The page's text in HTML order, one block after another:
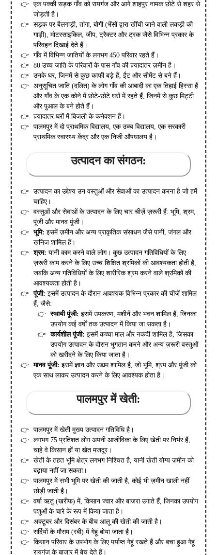
एक पक्की सड़क गाँव को रायगंज और आगे शाहपुर नामक छोटे से शहर से
जोड़ती है।
सड़क पर बैलगाड़ी, तांगा, बोगी (भैंसों द्वारा खींची जाने वाली लकड़ी की
गाड़ी), मोटरसाइकिल, जीप, ट्रैक्टर और ट्रक जैसे विभिन्न प्रकार के
परिवहन दिखाई देते हैं।
गाँव में विभिन्न जातियों के लगभग 450 परिवार रहते हैं।
80 उच्च जाति के परिवारों के पास गाँव की ज़्यादातर ज़मीन है।
उनके घर, जिनमें से कुछ काफी बड़े हैं, ईंट और सीमेंट से बने हैं।
अनुसूचित जाति (दलित) के लोग गाँव की आबादी का एक तिहाई हिस्सा हैं
और गाँव के एक कोने में छोटे-छोटे घरों में रहते हैं, जिनमें से कुछ मिट्टी
और पुआल के बने होते हैं।
ज़्यादातर घरों में बिजली के कनेक्शन हैं।
पालमपुर में दो प्राथमिक विद्यालय, एक उच्च विद्यालय, एक सरकारी
प्राथमिक स्वास्थ्य केंद्र और एक निजी औषधालय है।
उत्पादन का संगठन:
उत्पादन का उद्देश्य उन वस्तुओं और सेवाओं का उत्पादन करना है जो हमें
चाहिए।
वस्तुओं और सेवाओं के उत्पादन के लिए चार चीज़ें ज़रूरी हैं: भूमि, श्रम,
पूंजी और मानव पूंजी।
भूमि: इसमें ज़मीन और अन्य प्राकृतिक संसाधन जैसे पानी, जंगल और
खनिज शामिल हैं।
श्रम: यानी काम करने वाले लोग। कुछ उत्पादन गतिविधियों के लिए
ज़रूरी काम करने के लिए उच्च शिक्षित श्रमिकों की आवश्यकता होती है,
जबकि अन्य गतिविधियों के लिए शारीरिक श्रम करने वाले श्रमिकों की
आवश्यकता होती है।
पूंजी: इसमें उत्पादन के दौरान आवश्यक विभिन्न प्रकार की चीजें शामिल
हैं, जैसे:
स्थायी पूंजी: इसमें उपकरण, मशीनें और भवन शामिल हैं, जिनका
उपयोग कई वर्षों तक उत्पादन में किया जा सकता है।
कार्यशील पूंजी: इसमें कच्चा माल और नकदी शामिल है, जिसका
उपयोग उत्पादन के दौरान भुगतान करने और अन्य ज़रूरी वस्तुओं
को खरीदने के लिए किया जाता है।
मानव पूंजी: इसमें ज्ञान और उद्यम शामिल है, जो भूमि, श्रम और पूंजी को
एक साथ लाकर उत्पादन करने के लिए आवश्यक होता है।
पालमपुर में खेती:
पालमपुर में खेती मुख्य उत्पादन गतिविधि है।
लगभग 75 प्रतिशत लोग अपनी आजीविका के लिए खेती पर निर्भर हैं,
चाहे वे किसान हों या खेत मजदूर।
खेती के तहत भूमि क्षेत्र लगभग निश्चित है, यानी खेती योग्य ज़मीन को
बढ़ाया नहीं जा सकता।
पालमपुर में सभी भूमि पर खेती की जाती है, कोई भी ज़मीन खाली नहीं
छोड़ी जाती है।
वर्षा ऋतु (खरीफ) में, किसान ज्वार और बाजरा उगाते हैं, जिनका उपयोग
पशुओं के चारे के रूप में किया जाता है।
अक्टूबर और दिसंबर के बीच आलू की खेती की जाती है।
सर्दियों के मौसम (रबी) में गेहूं बोया जाता है।
किसान परिवार के उपभोग के लिए पर्याप्त गेहूं रखते हैं और बचा हुआ गेहूं
रायगंज के बाजार में बेच देते हैं।